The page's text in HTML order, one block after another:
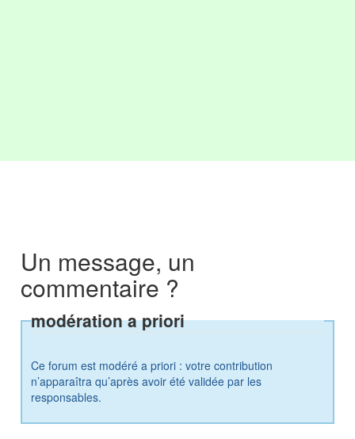
Un message, un
commentaire ?
modération a priori
Ce forum est modéré a priori : votre contribution
n’apparaîtra qu’après avoir été validée par les
responsables.